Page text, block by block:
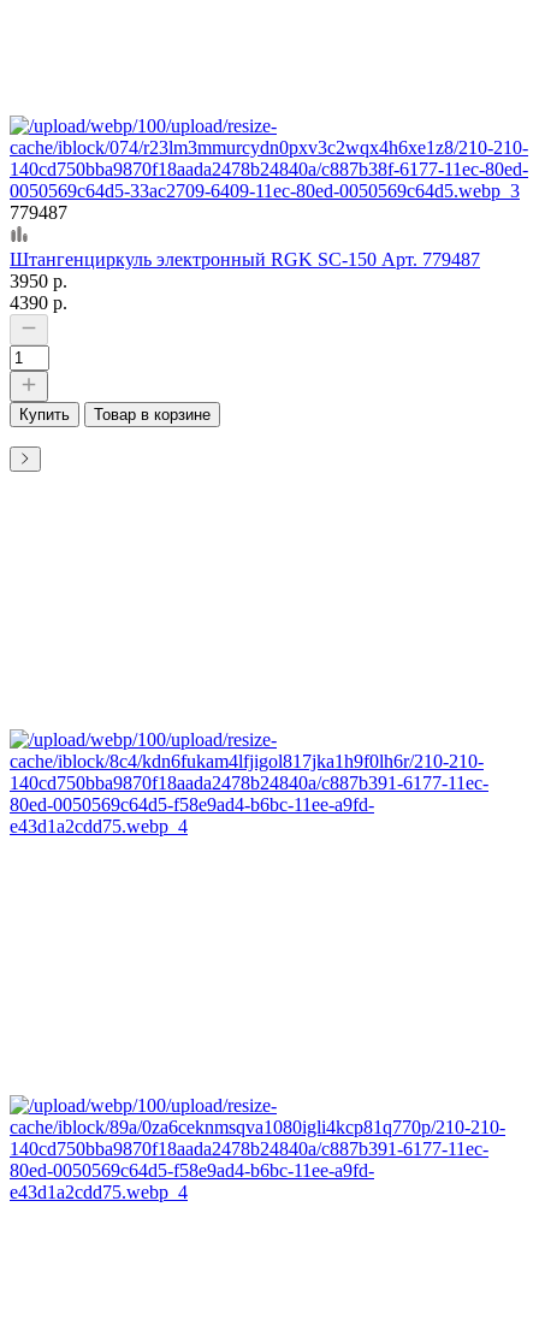
779487
Штангенциркуль электронный RGK SC-150 Арт. 779487
3950 р.
4390 р.
Купить Товар в корзине